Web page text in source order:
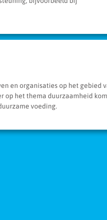
en organisaties op het gebied
op het thema duurzaamheid
voeding.